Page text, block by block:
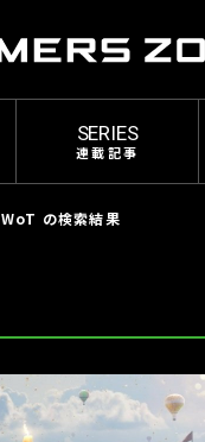
SERIES
連載記事
WoT の検索結果